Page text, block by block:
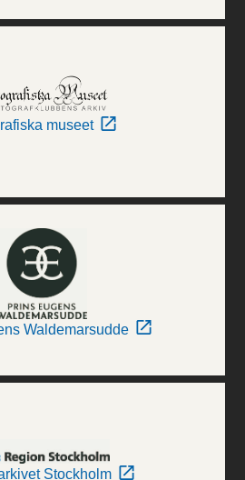
museet
Waldemarsudde
Stockholm